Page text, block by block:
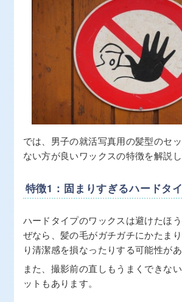
では、男子の就活写真用の髪型のセ
ない方が良いワックスの特徴を解説し
特徴1：固まりすぎるハードタ
ハードタイプのワックスは避けたほ
ぜなら、髪の毛がガチガチにかたま
り清潔感を損なったりする可能性があ
また、撮影前の直しもうまくできな
ットもあります。